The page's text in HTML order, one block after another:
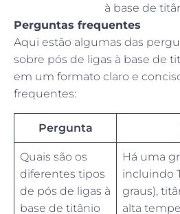
à base de
Perguntas frequentes
Aqui estão algumas das
sobre pós de ligas à base de
em um formato claro e
frequentes:
Pergunta
Quais são os
diferentes tipos
de pós de ligas à
base de titânio
Há uma
incluindo
graus),
alta